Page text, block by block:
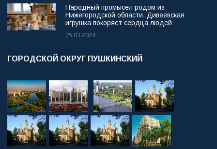
Народный промысел родом из
Нижегородской области. Дивеевская
игрушка покоряет сердца людей
25.03.2024
ГОРОДСКОЙ ОКРУГ ПУШКИНСКИЙ